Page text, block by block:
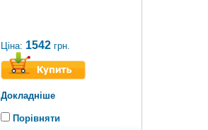
Ціна: 1542 грн.
Докладніше
Порівняти